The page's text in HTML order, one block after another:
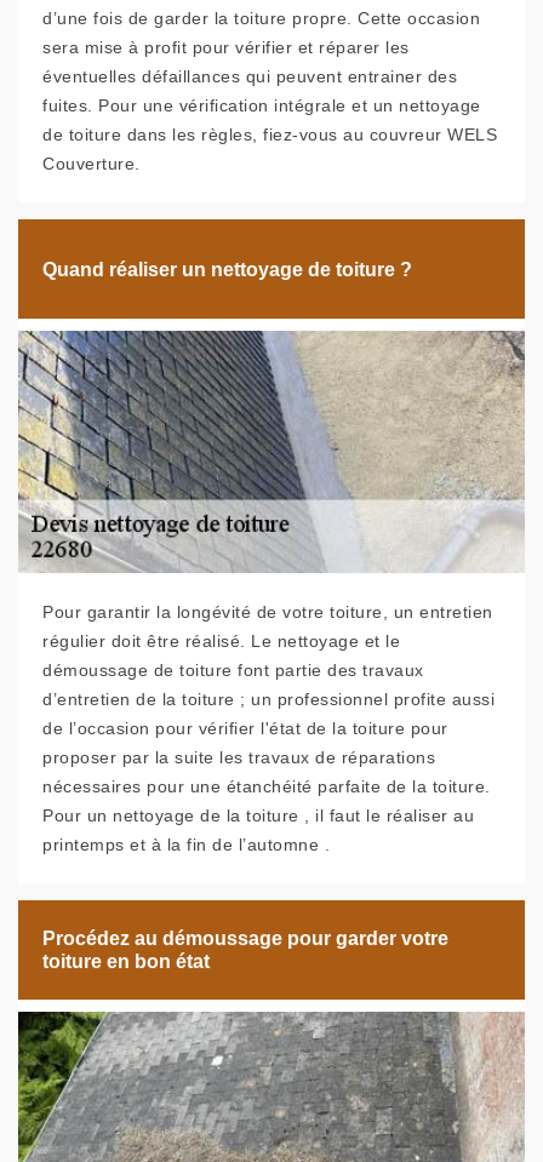
d’une fois de garder la toiture propre. Cette occasion
sera mise à profit pour vérifier et réparer les
éventuelles défaillances qui peuvent entrainer des
fuites. Pour une vérification intégrale et un nettoyage
de toiture dans les règles, fiez-vous au couvreur WELS
Couverture.
Quand réaliser un nettoyage de toiture ?
Pour garantir la longévité de votre toiture, un entretien
régulier doit être réalisé. Le nettoyage et le
démoussage de toiture font partie des travaux
d’entretien de la toiture ; un professionnel profite aussi
de l’occasion pour vérifier l'état de la toiture pour
proposer par la suite les travaux de réparations
nécessaires pour une étanchéité parfaite de la toiture.
Pour un nettoyage de la toiture , il faut le réaliser au
printemps et à la fin de l’automne .
Procédez au démoussage pour garder votre
toiture en bon état